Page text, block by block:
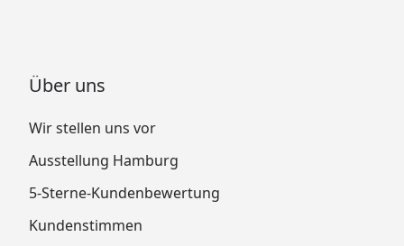
Über uns
Wir stellen uns vor
Ausstellung Hamburg
5-Sterne-Kundenbewertung
Kundenstimmen